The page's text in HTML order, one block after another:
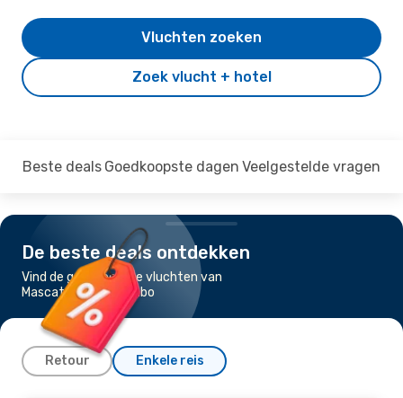
Zoek vlucht + hotel
Vluchten zoeken
Beste deals Goedkoopste dagen Veelgestelde vragen
De beste deals ontdekken
Vind de goedkoopste vluchten van
Mascate naar Colombo
Retour Enkele reis